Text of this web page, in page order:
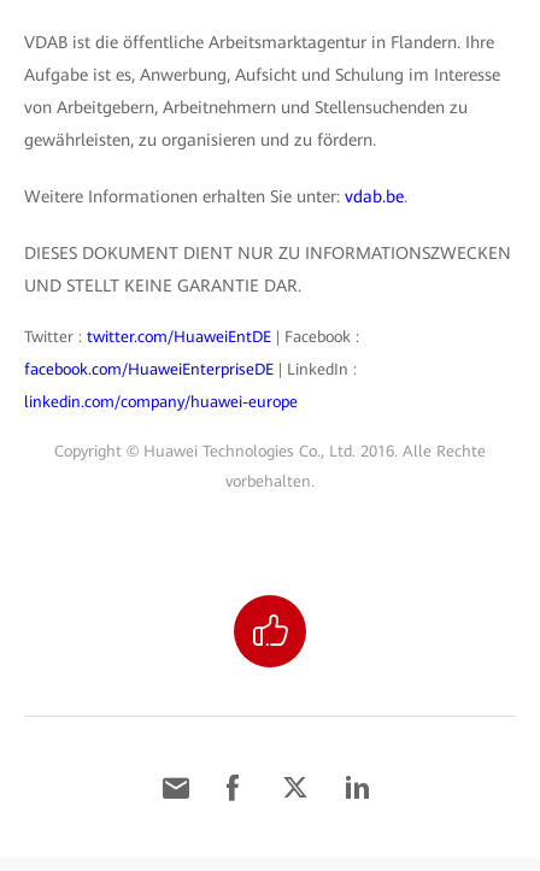
VDAB ist die öffentliche Arbeitsmarktagentur in Flandern. Ihre
Aufgabe ist es, Anwerbung, Aufsicht und Schulung im Interesse
von Arbeitgebern, Arbeitnehmern und Stellensuchenden zu
gewährleisten, zu organisieren und zu fördern.
Weitere Informationen erhalten Sie unter: vdab.be.
DIESES DOKUMENT DIENT NUR ZU INFORMATIONSZWECKEN
UND STELLT KEINE GARANTIE DAR.
Twitter : twitter.com/HuaweiEntDE | Facebook :
facebook.com/HuaweiEnterpriseDE | LinkedIn :
linkedin.com/company/huawei-europe
Copyright © Huawei Technologies Co., Ltd. 2016. Alle Rechte
vorbehalten.